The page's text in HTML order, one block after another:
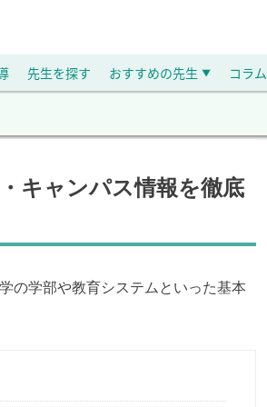
先生を探す おすすめの先生 ▼ コラム
キャンパス情報を徹底
の学部や教育システムといった基本